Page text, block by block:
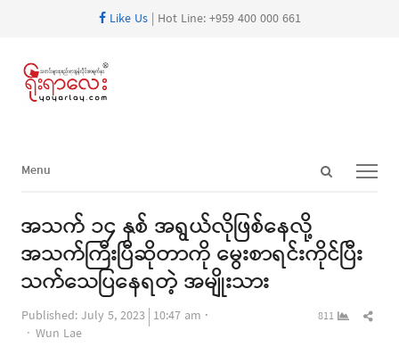
Like Us| Hot Line: +959 400 000 661
Open
Menu
Menu
အသက် ၁၄ နှစ် အရွယ်လိုဖြစ်နေလို့
အသက်ကြီးပြီဆိုတာကို မွေးစာရင်းကိုင်ပြီး
သက်သေပြနေရတဲ့ အမျိုးသား
Published:July 5, 2023 10:47 am
Author
Wun Lae
811